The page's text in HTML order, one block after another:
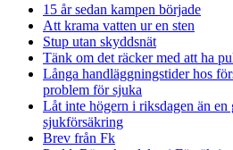
15 år sedan kampen började
Att krama vatten ur en sten
Stup utan skyddsnät
Tänk om det räcker med att ha
Långa handläggningstider hos
problem för sjuka
Låt inte högern i riksdagen än en
sjukförsäkring
Brev från Fk